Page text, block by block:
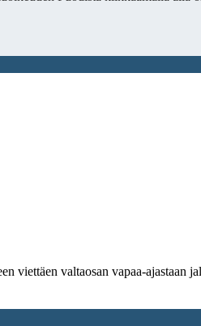
viettäen valtaosan vapaa-ajastaan